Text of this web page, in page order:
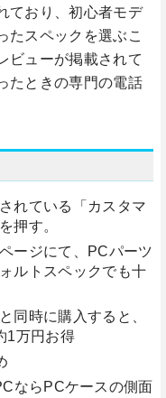
ており、初心者モデ
たスペックを選ぶこ
ビューが掲載されて
たときの専門の電話
れている「カスタマ
押す。
ージにて、PCパーツ
ルトスペックでも十
同時に購入すると、
1万円お得
ならPCケースの側面